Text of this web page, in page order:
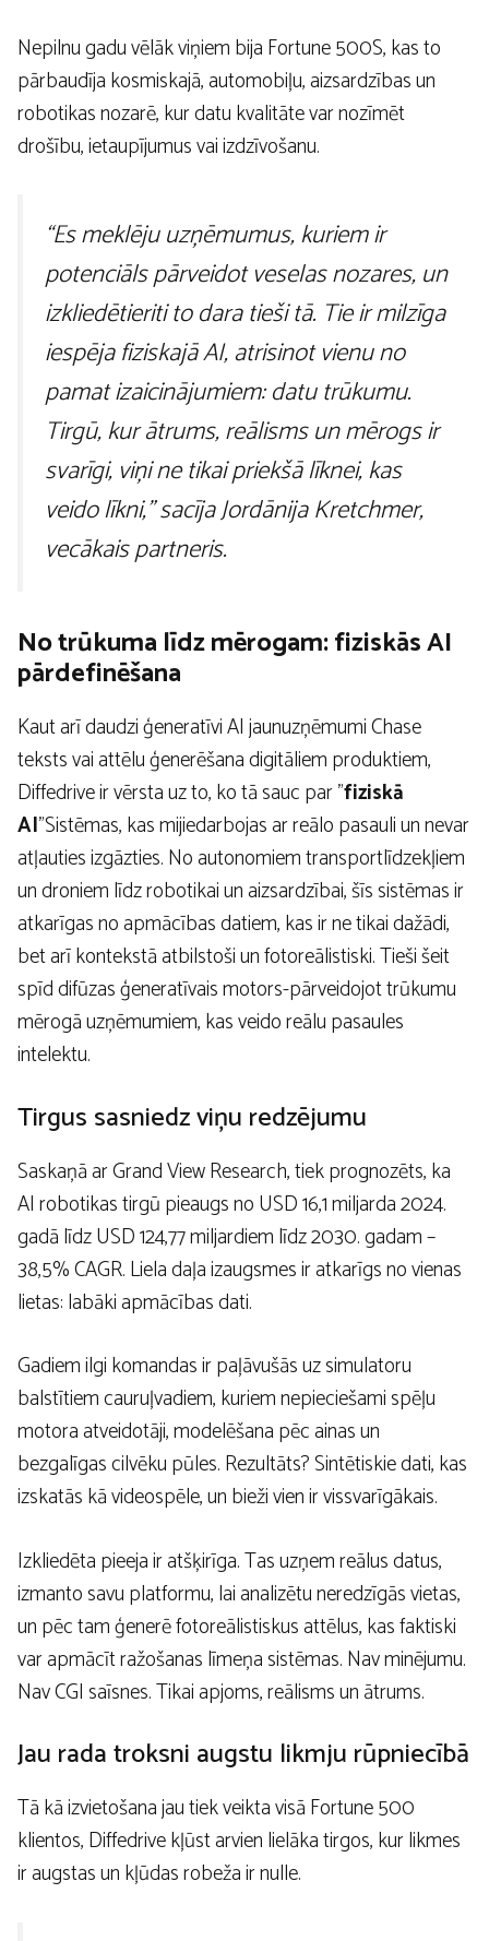
Nepilnu gadu vēlāk viņiem bija Fortune 500S, kas to
pārbaudīja kosmiskajā, automobiļu, aizsardzības un
robotikas nozarē, kur datu kvalitāte var nozīmēt
drošību, ietaupījumus vai izdzīvošanu.
“Es meklēju uzņēmumus, kuriem ir
potenciāls pārveidot veselas nozares, un
izkliedētieriti to dara tieši tā. Tie ir milzīga
iespēja fiziskajā AI, atrisinot vienu no
pamat izaicinājumiem: datu trūkumu.
Tirgū, kur ātrums, reālisms un mērogs ir
svarīgi, viņi ne tikai priekšā līknei, kas
veido līkni,” sacīja Jordānija Kretchmer,
vecākais partneris.
No trūkuma līdz mērogam: fiziskās AI
pārdefinēšana
Kaut arī daudzi ģeneratīvi AI jaunuzņēmumi Chase
teksts vai attēlu ģenerēšana digitāliem produktiem,
Diffedrive ir vērsta uz to, ko tā sauc par ”fiziskā
AI”Sistēmas, kas mijiedarbojas ar reālo pasauli un nevar
atļauties izgāzties. No autonomiem transportlīdzekļiem
un droniem līdz robotikai un aizsardzībai, šīs sistēmas ir
atkarīgas no apmācības datiem, kas ir ne tikai dažādi,
bet arī kontekstā atbilstoši un fotoreālistiski. Tieši šeit
spīd difūzas ģeneratīvais motors-pārveidojot trūkumu
mērogā uzņēmumiem, kas veido reālu pasaules
intelektu.
Tirgus sasniedz viņu redzējumu
Saskaņā ar Grand View Research, tiek prognozēts, ka
AI robotikas tirgū pieaugs no USD 16,1 miljarda 2024.
gadā līdz USD 124,77 miljardiem līdz 2030. gadam –
38,5% CAGR. Liela daļa izaugsmes ir atkarīgs no vienas
lietas: labāki apmācības dati.
Gadiem ilgi komandas ir paļāvušās uz simulatoru
balstītiem cauruļvadiem, kuriem nepieciešami spēļu
motora atveidotāji, modelēšana pēc ainas un
bezgalīgas cilvēku pūles. Rezultāts? Sintētiskie dati, kas
izskatās kā videospēle, un bieži vien ir vissvarīgākais.
Izkliedēta pieeja ir atšķirīga. Tas uzņem reālus datus,
izmanto savu platformu, lai analizētu neredzīgās vietas,
un pēc tam ģenerē fotoreālistiskus attēlus, kas faktiski
var apmācīt ražošanas līmeņa sistēmas. Nav minējumu.
Nav CGI saīsnes. Tikai apjoms, reālisms un ātrums.
Jau rada troksni augstu likmju rūpniecībā
Tā kā izvietošana jau tiek veikta visā Fortune 500
klientos, Diffedrive kļūst arvien lielāka tirgos, kur likmes
ir augstas un kļūdas robeža ir nulle.